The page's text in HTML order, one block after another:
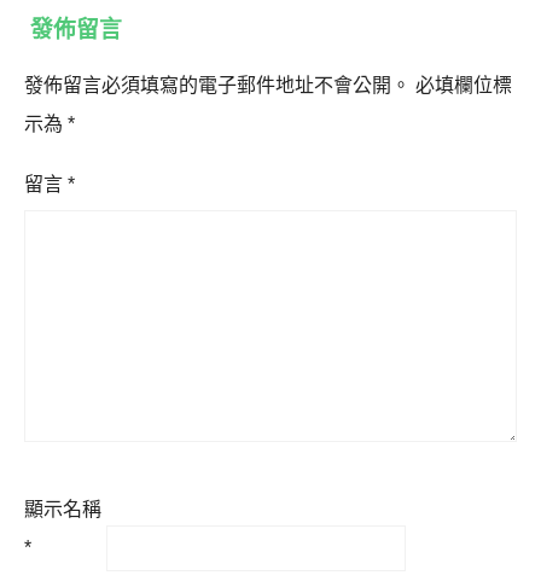
發佈留言
發佈留言必須填寫的電子郵件地址不會公開。 必填欄位標
示為 *
留言 *
顯示名稱
*